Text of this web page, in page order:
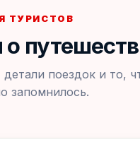
ТУРИСТОВ
поездок и то,
запомнилось.